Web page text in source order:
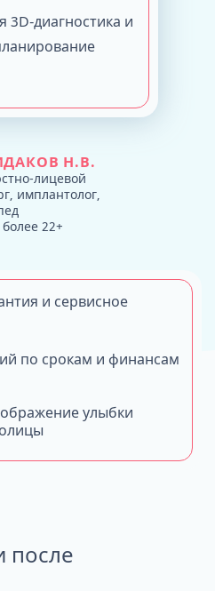
3D-диагностика и
Н.В.
лицевой
имплантолог,
22+
улыбки
и сервисное
по срокам и финансам
после